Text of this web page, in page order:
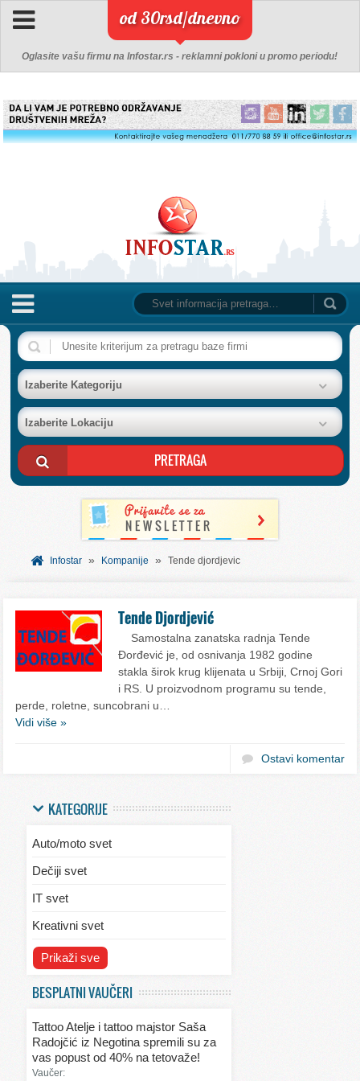
od 30rsd/dnevno
Oglasite vašu firmu na Infostar.rs - reklamni pokloni u promo periodu!
NASLOVNA
BAZA FIRMI
POSLOVNI OGLASI
AKCIJE I KATALOZI
BESPLATNI VAUČERI
SVET INFORMACIJA
Izaberite Kategoriju
Izaberite Lokaciju
Infostar » Kompanije » Tende djordjevic
Tende Djordjević
Samostalna zanatska radnja Tende
Đorđević je, od osnivanja 1982 godine
stakla širok krug klijenata u Srbiji, Crnoj Gori
i RS. U proizvodnom programu su tende,
perde, roletne, suncobrani u…
Vidi više »
Ostavi komentar
KATEGORIJE
Auto/moto svet
Dečiji svet
IT svet
Kreativni svet
Svet ekologije
Svet kulinarstva
Svet lepote
Prikaži sve
BESPLATNI VAUČERI
Tattoo Atelje i tattoo majstor Saša
Radojčić iz Negotina spremili su za
vas popust od 40% na tetovaže!
Vaučer: